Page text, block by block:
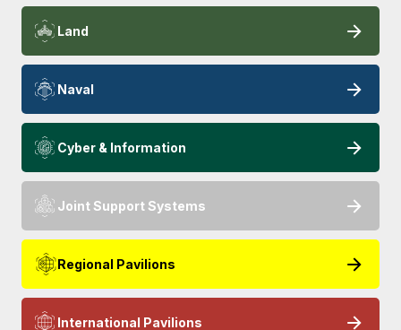
Land
Naval
Cyber & Information
Joint Support Systems
Regional Pavilions
International Pavilions